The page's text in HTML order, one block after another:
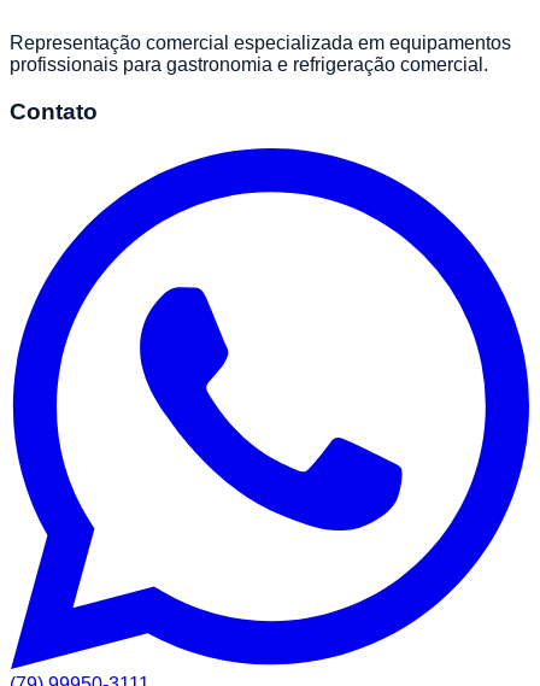
Representação comercial especializada em equipamentos
profissionais para gastronomia e refrigeração comercial.
Contato